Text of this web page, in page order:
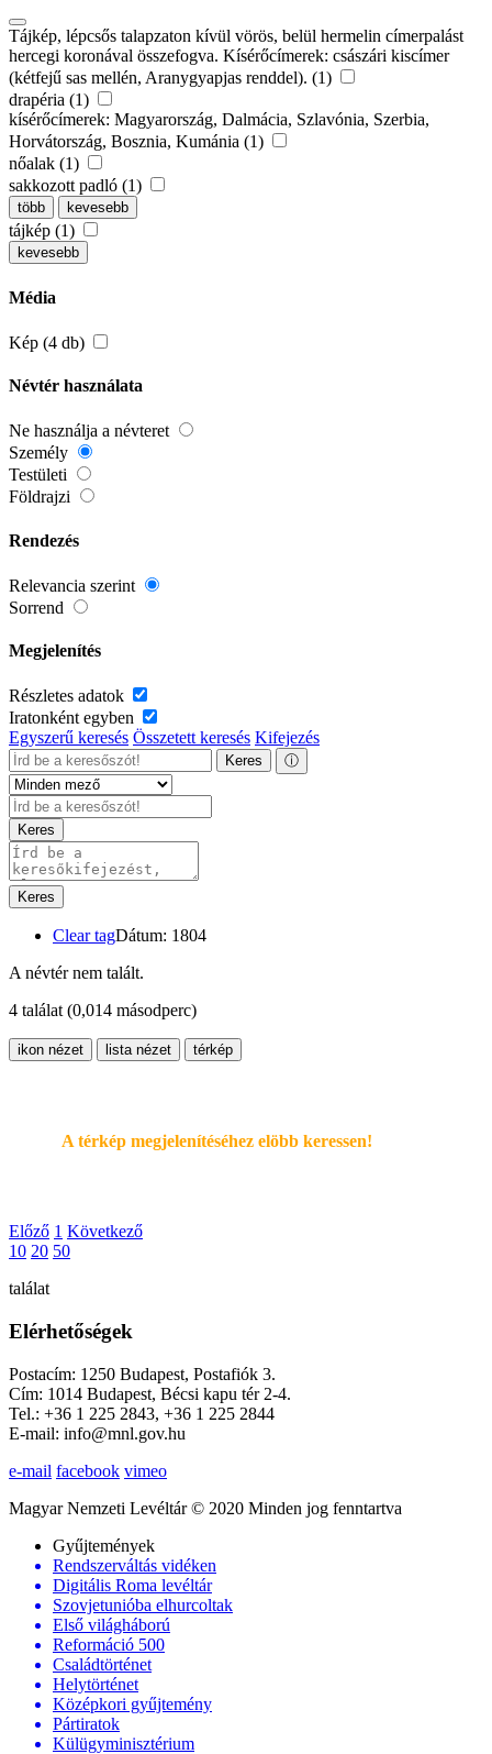
Tájkép, lépcsős talapzaton kívül vörös, belül hermelin címerpalást
hercegi koronával összefogva. Kísérőcímerek: császári kiscímer
(kétfejű sas mellén, Aranygyapjas renddel). (1)
drapéria (1)
kísérőcímerek: Magyarország, Dalmácia, Szlavónia, Szerbia,
Horvátország, Bosznia, Kumánia (1)
nőalak (1)
sakkozott padló (1)
több kevesebb
tájkép (1)
kevesebb
Média
Kép (4 db)
Névtér használata
Ne használja a névteret
Személy
Testületi
Földrajzi
Rendezés
Relevancia szerint
Sorrend
Megjelenítés
Részletes adatok
Iratonként egyben
Egyszerű keresés Összetett keresés Kifejezés
Keres ⓘ
Keres
Keres
Clear tagDátum: 1804
A névtér nem talált.
4 találat(0,014 másodperc)
ikon nézet lista nézet térkép
A térkép megjelenítéséhez elöbb keressen!
Előző 1 Következő
10 20 50
találat
Elérhetőségek
Postacím: 1250 Budapest, Postafiók 3.
Cím: 1014 Budapest, Bécsi kapu tér 2-4.
Tel.: +36 1 225 2843, +36 1 225 2844
E-mail: info@mnl.gov.hu
e-mail facebook vimeo
Magyar Nemzeti Levéltár © 2020 Minden jog fenntartva
Gyűjtemények
Rendszerváltás vidéken
Digitális Roma levéltár
Szovjetunióba elhurcoltak
Első világháború
Reformáció 500
Családtörténet
Helytörténet
Középkori gyűjtemény
Pártiratok
Külügyminisztérium